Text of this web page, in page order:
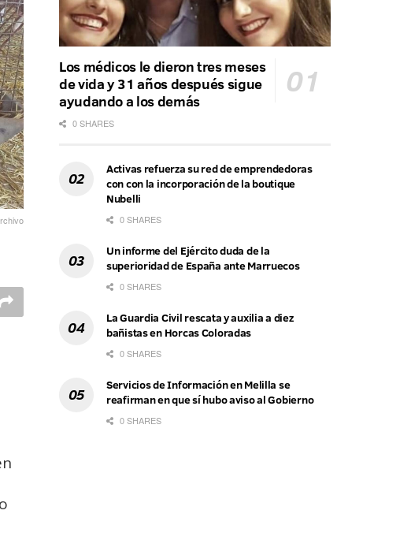
Los médicos le dieron tres meses
de vida y 31 años después sigue
ayudando a los demás
0 SHARES
Activas refuerza su red de emprendedoras
con con la incorporación de la boutique
Nubelli
0 SHARES
Un informe del Ejército duda de la
superioridad de España ante Marruecos
0 SHARES
La Guardia Civil rescata y auxilia a diez
bañistas en Horcas Coloradas
0 SHARES
Servicios de Información en Melilla se
reafirman en que sí hubo aviso al Gobierno
0 SHARES